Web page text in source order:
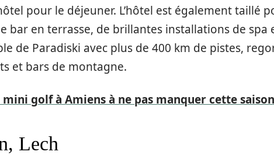
pour le déjeuner. L’hôtel est également taillé
bar en terrasse, de brillantes installations de spa
de Paradiski avec plus de 400 km de pistes,
et bars de montagne.
mini golf à Amiens à ne pas manquer cette saison
Lech